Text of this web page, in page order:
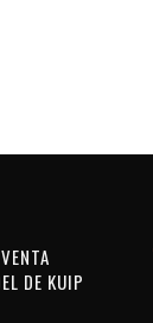
DE KUIP